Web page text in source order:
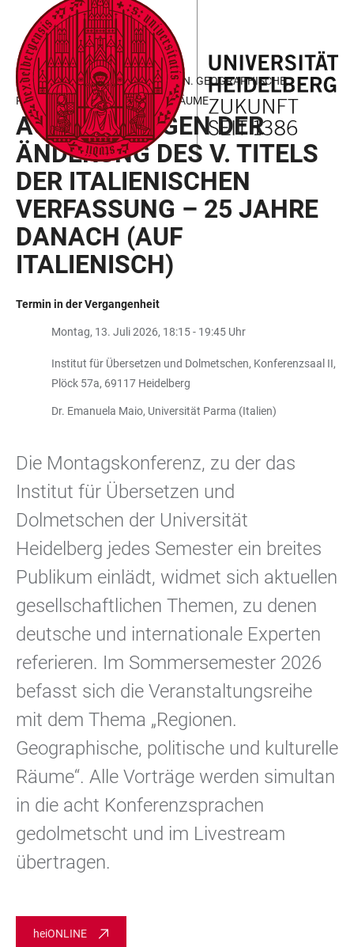
LINKS
ZUR
BARRIEREFREIHEIT
ZUM
HAUPTINHALT
HAUPTNAVIGATION
ÖFFNEN
WEBSEITENSUCHE
ÖFFNEN
MONTAGSKONFERENZ: REGIONEN. GEOGRAPHISCHE,
POLITISCHE UND KULTURELLE RÄUME
AUSWIRKUNGEN DER
ÄNDERUNG DES V. TITELS
DER ITALIENISCHEN
VERFASSUNG – 25 JAHRE
DANACH (AUF
ITALIENISCH)
Termin in der Vergangenheit
Montag, 13. Juli 2026, 18:15 - 19:45 Uhr
Institut für Übersetzen und Dolmetschen, Konferenzsaal II,
Plöck 57a, 69117 Heidelberg
Dr. Emanuela Maio, Universität Parma (Italien)
Die Montagskonferenz, zu der das
Institut für Übersetzen und
Dolmetschen der Universität
Heidelberg jedes Semester ein breites
Publikum einlädt, widmet sich aktuellen
gesellschaftlichen Themen, zu denen
deutsche und internationale Experten
referieren. Im Sommersemester 2026
befasst sich die Veranstaltungsreihe
mit dem Thema „Regionen.
Geographische, politische und kulturelle
Räume“. Alle Vorträge werden simultan
in die acht Konferenzsprachen
gedolmetscht und im Livestream
übertragen.
heiONLINE